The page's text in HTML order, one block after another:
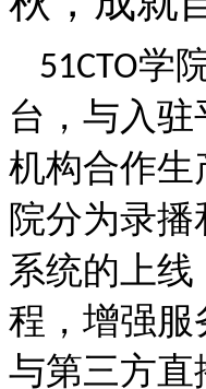
51CTO学
台，与入
机构合作生
院分为录
系统的上
程，增强服
与第三方直